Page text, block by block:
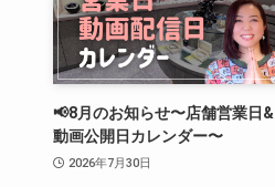
📢8月のお知らせ〜店舗営業日&
動画公開日カレンダー〜
2026年7月30日